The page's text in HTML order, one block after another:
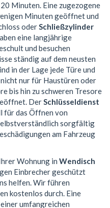
Minuten. Eine zugezogene
Minuten geöffnet und
oderSchließzylinder
eine langjährige
und besuchen
ständig auf dem neusten
in der Lage jede Türe und
nur für Haustüren oder
bis hin zu schweren Tresore
DerSchlüsseldienst
für das Öffnen von
sorgfältig
am Fahrzeug
Wohnung in Wendisch
Einbrecher geschützt
helfen. Wir führen
kostenlos durch. Eine
umfangreichen